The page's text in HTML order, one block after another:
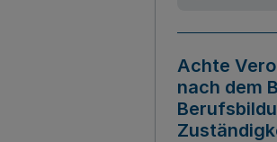
Achte
nach dem